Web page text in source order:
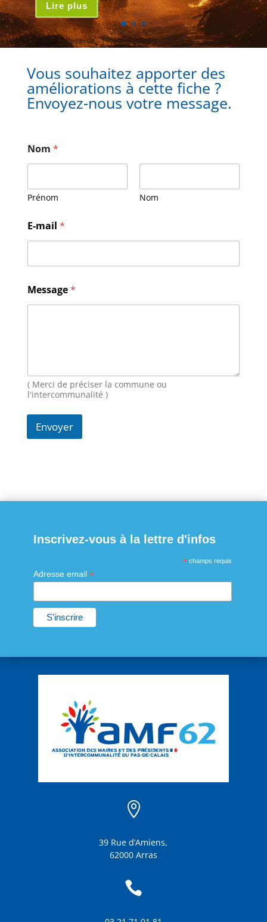
Lire plus
Vous souhaitez apporter des
améliorations à cette fiche ?
Envoyez-nous votre message.
Nom *
Prénom Nom
E-mail *
-
m
Message*
( Merci de préciser la commune ou
l'intercommunalité )
Envoyer
Inscrivez-vous à la lettre d'infos
* champs requis
Adresse email *

39 Rue d’Amiens,
62000 Arras
